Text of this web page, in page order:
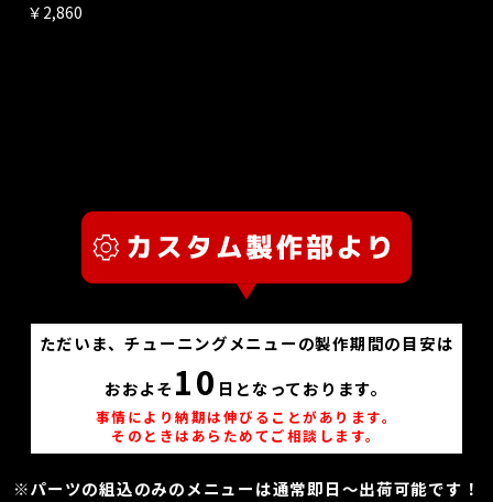
￥2,860
ただいま、チューニングメニューの製作期間の目安は
おおよそ 10 日となっております。
事情により納期は伸びることがあります。
そのときはあらためてご相談します。
※パーツの組込のみのメニューは通常即日～出荷可能です！